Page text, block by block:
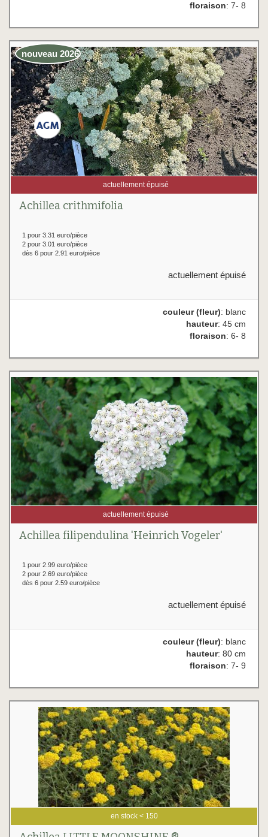
floraison: 7- 8
nouveau 2026
actuellement épuisé
Achillea crithmifolia
1 pour 3.31 euro/pièce
2 pour 3.01 euro/pièce
dès 6 pour 2.91 euro/pièce
actuellement épuisé
couleur (fleur): blanc
hauteur: 45 cm
floraison: 6- 8
actuellement épuisé
Achillea filipendulina 'Heinrich Vogeler'
1 pour 2.99 euro/pièce
2 pour 2.69 euro/pièce
dès 6 pour 2.59 euro/pièce
actuellement épuisé
couleur (fleur): blanc
hauteur: 80 cm
floraison: 7- 9
en stock < 150